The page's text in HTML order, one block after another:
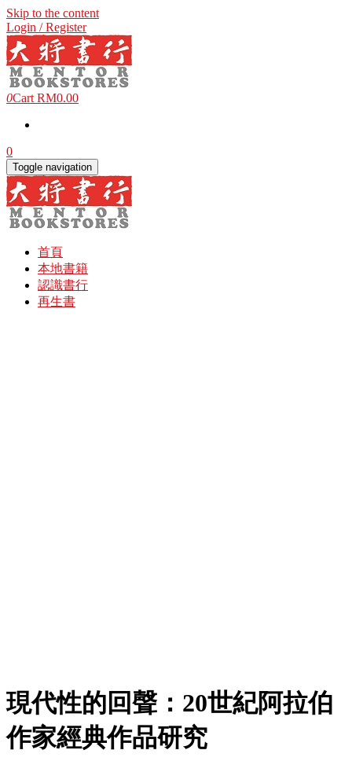
Skip to the content
Login / Register
0Cart RM0.00
0
Toggle navigation
首頁
本地書籍
認識書行
再生書
現代性的回聲：20世紀阿拉伯
作家經典作品研究